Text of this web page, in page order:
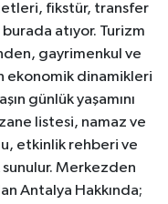
fikstür, transfer
atıyor. Turizm
gayrimenkul ve
ekonomik dinamikleri
günlük yaşamını
listesi, namaz ve
etkinlik rehberi ve
Merkezden
Antalya Hakkında;